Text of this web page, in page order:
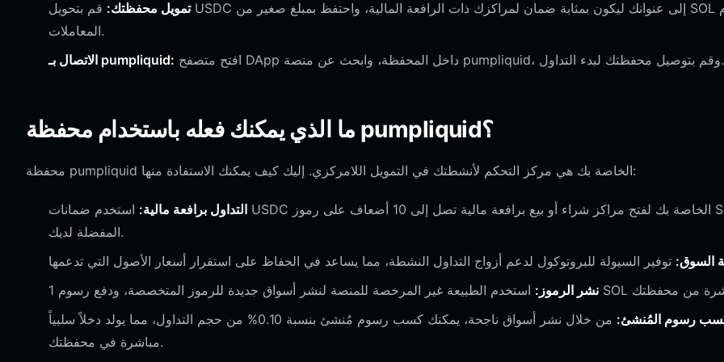
تمويل محفظتك: قم بتحويل USDC إلى عنوانك ليكون بمثابة ضمان لمراكزك ذات الرافعة المالية، واحتفظ بمبلغ صغير من SOL لرسوم
المعاملات.
الاتصال بـ pumpliquid:
افتح متصفح DApp داخل المحفظة، وابحث عن منصة pumpliquid، وقم بتوصيل محفظتك لبدء التداول.
ما الذي يمكنك فعله باستخدام محفظة pumpliquid؟
محفظة pumpliquid الخاصة بك هي مركز التحكم لأنشطتك في التمويل اللامركزي. إليك كيف يمكنك الاستفادة منها:
التداول برافعة مالية: استخدم ضمانات USDC الخاصة بك لفتح مراكز شراء أو بيع برافعة مالية تصل إلى 10 أضعاف على رموز Solana
المفضلة لديك.
السوق:
نشر الرموز:
رسوم المُنشئ:
من خلال نشر أسواق ناجحة، يمكنك كسب رسوم مُنشئ بنسبة 0.10% من حجم التداول، مما يولد دخلاً سلبياً
مباشرة في محفظتك.